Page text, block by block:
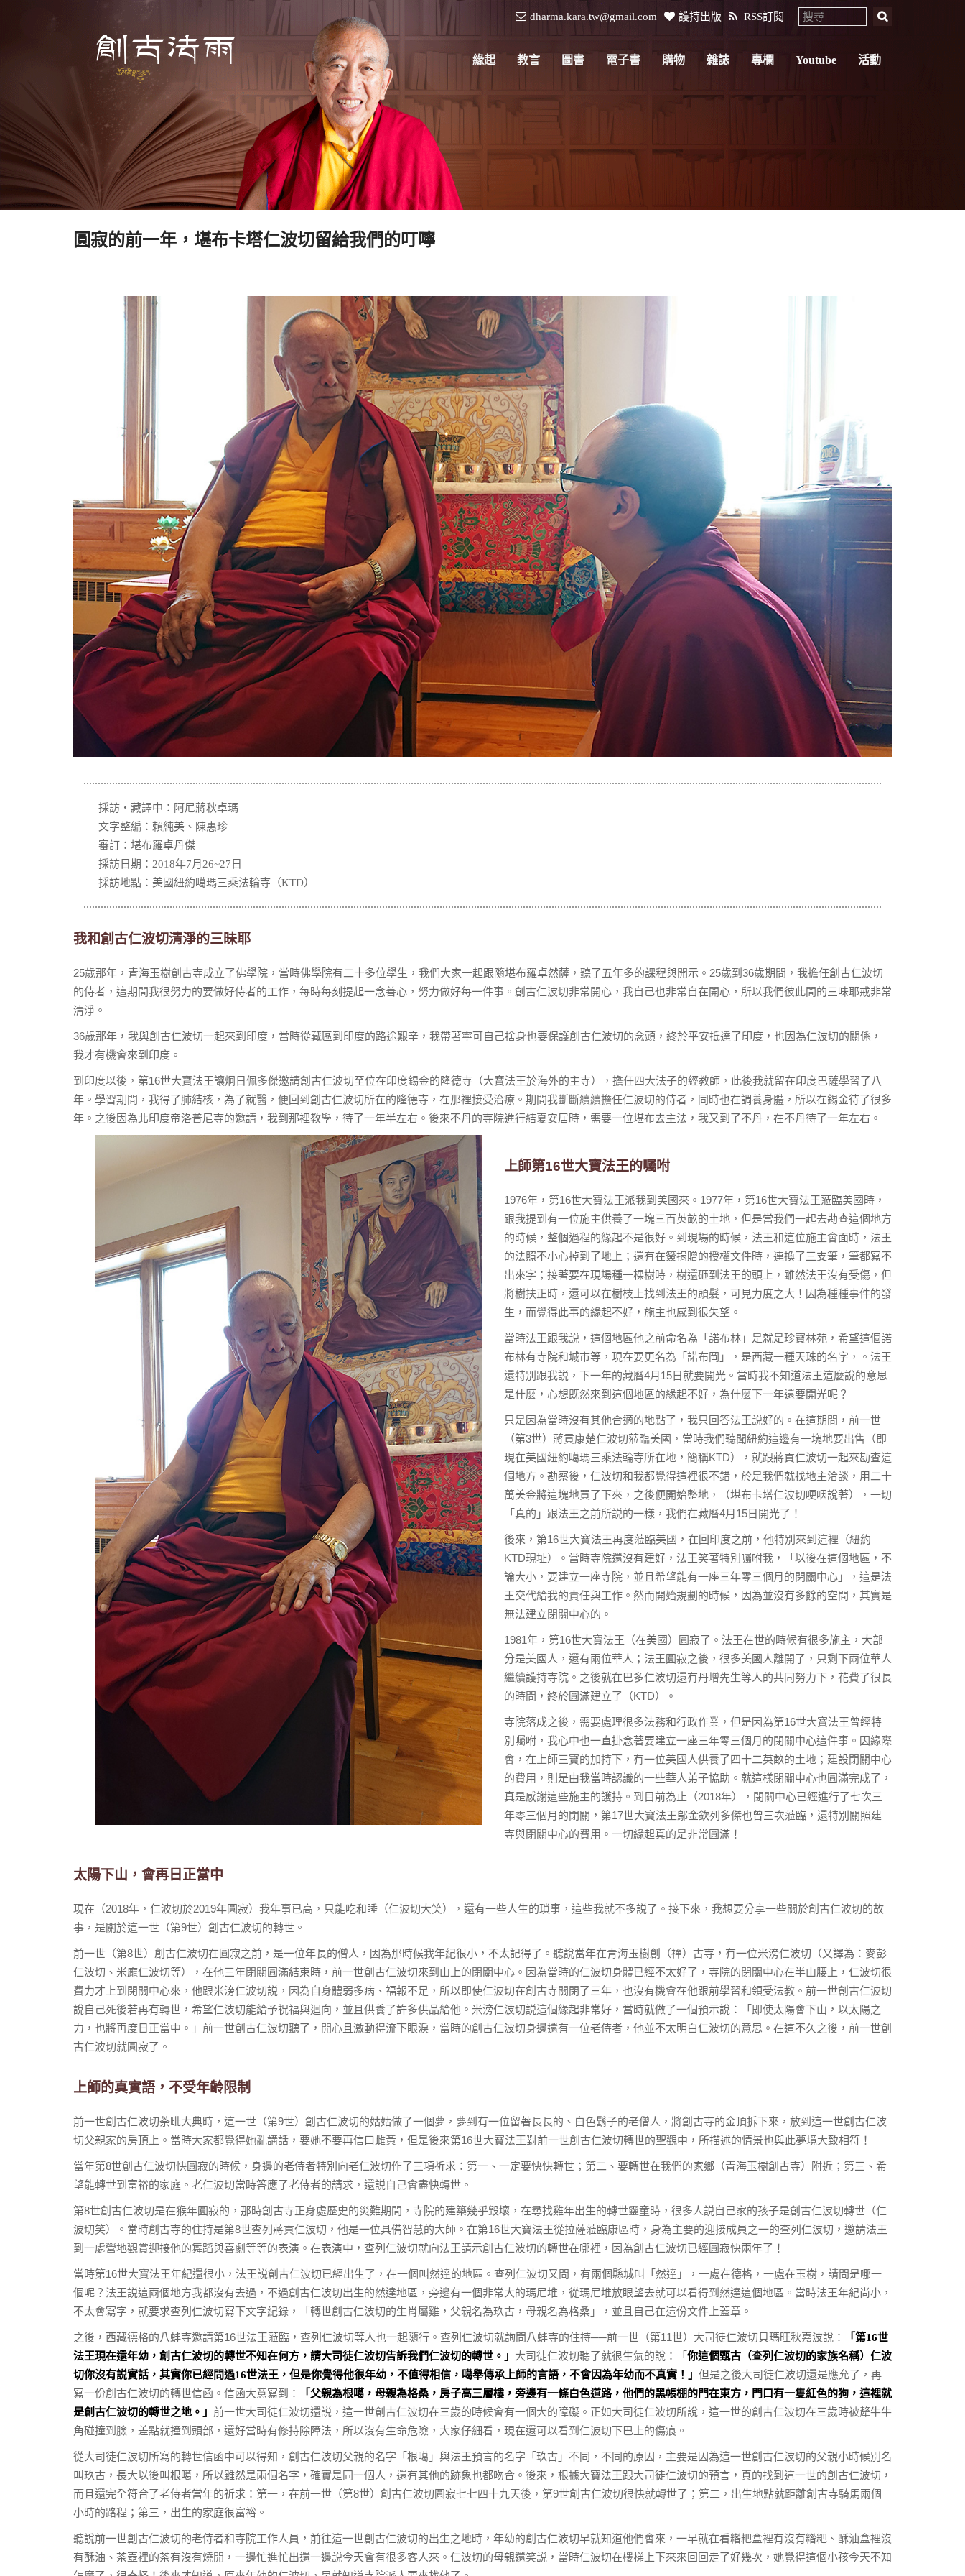
dharma.kara.tw@gmail.com 護持出版 RSS訂閱
緣起 教言 圖書 電子書 購物 雜誌 專欄 Youtube 活動
圓寂的前一年，堪布卡塔仁波切留給我們的叮嚀
採訪‧藏譯中：阿尼蔣秋卓瑪
文字整編：賴純美、陳惠珍
審訂：堪布羅卓丹傑
採訪日期：2018年7月26~27日
採訪地點：美國紐約噶瑪三乘法輪寺（KTD）
我和創古仁波切清淨的三昧耶
25歲那年，青海玉樹創古寺成立了佛學院，當時佛學院有二十多位學生，我們大家一起跟隨堪布羅卓然薩，聽了五年多的課程與開示。25歲到36歲期間，我擔任創古仁波切
的侍者，這期間我很努力的要做好侍者的工作，每時每刻提起一念善心，努力做好每一件事。創古仁波切非常開心，我自己也非常自在開心，所以我們彼此間的三味耶戒非常
清淨。
36歲那年，我與創古仁波切一起來到印度，當時從藏區到印度的路途艱辛，我帶著寧可自己捨身也要保護創古仁波切的念頭，終於平安抵達了印度，也因為仁波切的關係，
我才有機會來到印度。
到印度以後，第16世大寶法王讓炯日佩多傑邀請創古仁波切至位在印度錫金的隆德寺（大寶法王於海外的主寺），擔任四大法子的經教師，此後我就留在印度巴薩學習了八
年。學習期間，我得了肺結核，為了就醫，便回到創古仁波切所在的隆德寺，在那裡接受治療。期間我斷斷續續擔任仁波切的侍者，同時也在調養身體，所以在錫金待了很多
年。之後因為北印度帝洛普尼寺的邀請，我到那裡教學，待了一年半左右。後來不丹的寺院進行結夏安居時，需要一位堪布去主法，我又到了不丹，在不丹待了一年左右。
上師第16世大寶法王的囑咐
1976年，第16世大寶法王派我到美國來。1977年，第16世大寶法王蒞臨美國時，
跟我提到有一位施主供養了一塊三百英畝的土地，但是當我們一起去勘查這個地方
的時候，整個過程的緣起不是很好。到現場的時候，法王和這位施主會面時，法王
的法照不小心掉到了地上；還有在簽捐贈的授權文件時，連換了三支筆，筆都寫不
出來字；接著要在現場種一棵樹時，樹還砸到法王的頭上，雖然法王沒有受傷，但
將樹扶正時，還可以在樹枝上找到法王的頭髮，可見力度之大！因為種種事件的發
生，而覺得此事的緣起不好，施主也感到很失望。
當時法王跟我説，這個地區他之前命名為「諾布林」是就是珍寶林苑，希望這個諾
布林有寺院和城市等，現在要更名為「諾布岡」，是西藏一種天珠的名字，。法王
還特別跟我説，下一年的藏曆4月15日就要開光。當時我不知道法王這麼說的意思
是什麼，心想既然來到這個地區的緣起不好，為什麼下一年還要開光呢？
只是因為當時沒有其他合適的地點了，我只回答法王説好的。在這期間，前一世
（第3世）蔣貢康楚仁波切蒞臨美國，當時我們聽聞紐約這邊有一塊地要出售（即
現在美國紐約噶瑪三乘法輪寺所在地，簡稱KTD），就跟蔣貢仁波切一起來勘查這
個地方。勘察後，仁波切和我都覺得這裡很不錯，於是我們就找地主洽談，用二十
萬美金將這塊地買了下來，之後便開始整地，（堪布卡塔仁波切哽咽說著），一切
「真的」跟法王之前所説的一樣，我們在藏曆4月15日開光了！
後來，第16世大寶法王再度蒞臨美國，在回印度之前，他特別來到這裡（紐約
KTD現址）。當時寺院還沒有建好，法王笑著特別囑咐我，「以後在這個地區，不
論大小，要建立一座寺院，並且希望能有一座三年零三個月的閉關中心」，這是法
王交代給我的責任與工作。然而開始規劃的時候，因為並沒有多餘的空間，其實是
無法建立閉關中心的。
1981年，第16世大寶法王（在美國）圓寂了。法王在世的時候有很多施主，大部
分是美國人，還有兩位華人；法王圓寂之後，很多美國人離開了，只剩下兩位華人
繼續護持寺院。之後就在巴多仁波切還有丹增先生等人的共同努力下，花費了很長
的時間，終於圓滿建立了（KTD）。
寺院落成之後，需要處理很多法務和行政作業，但是因為第16世大寶法王曾經特
別囑咐，我心中也一直掛念著要建立一座三年零三個月的閉關中心這件事。因緣際
會，在上師三寶的加持下，有一位美國人供養了四十二英畝的土地；建設閉關中心
的費用，則是由我當時認識的一些華人弟子協助。就這樣閉關中心也圓滿完成了，
真是感謝這些施主的護持。到目前為止（2018年），閉關中心已經進行了七次三
年零三個月的閉關，第17世大寶法王鄔金欽列多傑也曾三次蒞臨，還特別關照建
寺與閉關中心的費用。一切緣起真的是非常圓滿！
太陽下山，會再日正當中
現在（2018年，仁波切於2019年圓寂）我年事已高，只能吃和睡（仁波切大笑），還有一些人生的瑣事，這些我就不多説了。接下來，我想要分享一些關於創古仁波切的故
事，是關於這一世（第9世）創古仁波切的轉世。
前一世（第8世）創古仁波切在圓寂之前，是一位年長的僧人，因為那時候我年紀很小，不太記得了。聽說當年在青海玉樹創（禪）古寺，有一位米滂仁波切（又譯為：麥彭
仁波切、米龐仁波切等），在他三年閉關圓滿結束時，前一世創古仁波切來到山上的閉關中心。因為當時的仁波切身體已經不太好了，寺院的閉關中心在半山腰上，仁波切很
費力才上到閉關中心來，他跟米滂仁波切説，因為自身體弱多病、福報不足，所以即使仁波切在創古寺關閉了三年，也沒有機會在他跟前學習和領受法教。前一世創古仁波切
說自己死後若再有轉世，希望仁波切能給予祝福與迴向，並且供養了許多供品給他。米滂仁波切説這個緣起非常好，當時就做了一個預示說：「即使太陽會下山，以太陽之
力，也將再度日正當中。」前一世創古仁波切聽了，開心且激動得流下眼淚，當時的創古仁波切身邊還有一位老侍者，他並不太明白仁波切的意思。在這不久之後，前一世創
古仁波切就圓寂了。
上師的真實語，不受年齡限制
前一世創古仁波切荼毗大典時，這一世（第9世）創古仁波切的姑姑做了一個夢，夢到有一位留著長長的、白色鬍子的老僧人，將創古寺的金頂拆下來，放到這一世創古仁波
切父親家的房頂上。當時大家都覺得她亂講話，要她不要再信口雌黃，但是後來第16世大寶法王對前一世創古仁波切轉世的聖觀中，所描述的情景也與此夢境大致相符！
當年第8世創古仁波切快圓寂的時候，身邊的老侍者特別向老仁波切作了三項祈求：第一、一定要快快轉世；第二、要轉世在我們的家鄉（青海玉樹創古寺）附近；第三、希
望能轉世到富裕的家庭。老仁波切當時答應了老侍者的請求，還説自己會盡快轉世。
第8世創古仁波切是在猴年圓寂的，那時創古寺正身處歷史的災難期間，寺院的建築幾乎毀壞，在尋找雞年出生的轉世靈童時，很多人説自己家的孩子是創古仁波切轉世（仁
波切笑）。當時創古寺的住持是第8世查列蔣貢仁波切，他是一位具備智慧的大師。在第16世大寶法王從拉薩蒞臨康區時，身為主要的迎接成員之一的查列仁波切，邀請法王
到一處營地觀賞迎接他的舞蹈與喜劇等等的表演。在表演中，查列仁波切就向法王請示創古仁波切的轉世在哪裡，因為創古仁波切已經圓寂快兩年了！
當時第16世大寶法王年紀還很小，法王説創古仁波切已經出生了，在一個叫然達的地區。查列仁波切又問，有兩個縣城叫「然達」，一處在德格，一處在玉樹，請問是哪一
個呢？法王説這兩個地方我都沒有去過，不過創古仁波切出生的然達地區，旁邊有一個非常大的瑪尼堆，從瑪尼堆放眼望去就可以看得到然達這個地區。當時法王年紀尚小，
不太會寫字，就要求查列仁波切寫下文字紀錄，「轉世創古仁波切的生肖屬雞，父親名為玖古，母親名為格桑」，並且自己在這份文件上蓋章。
之後，西藏德格的八蚌寺邀請第16世法王蒞臨，查列仁波切等人也一起隨行。查列仁波切就詢問八蚌寺的住持──前一世（第11世）大司徒仁波切貝瑪旺秋嘉波說：
「第16世
法王現在還年幼，創古仁波切的轉世不知在何方，請大司徒仁波切告訴我們仁波切的轉世。」 大司徒仁波切聽了就很生氣的說：「 你這個甄古（查列仁波切的家族名稱）仁波
切你沒有説實話，其實你已經問過16世法王，但是你覺得他很年幼，不值得相信，噶舉傳承上師的言語，不會因為年幼而不真實！」 但是之後大司徒仁波切還是應允了，再
寫一份創古仁波切的轉世信函。信函大意寫到：
「父親為根噶，母親為格桑，房子高三層樓，旁邊有一條白色道路，他們的黑帳棚的門在東方，門口有一隻紅色的狗，這裡就
是創古仁波切的轉世之地。」 前一世大司徒仁波切還説，這一世創古仁波切在三歲的時候會有一個大的障礙。正如大司徒仁波切所說，這一世的創古仁波切在三歲時被犛牛牛
角碰撞到臉，差點就撞到頭部，還好當時有修持除障法，所以沒有生命危險，大家仔細看，現在還可以看到仁波切下巴上的傷痕。
從大司徒仁波切所寫的轉世信函中可以得知，創古仁波切父親的名字「根噶」與法王預言的名字「玖古」不同，不同的原因，主要是因為這一世創古仁波切的父親小時候別名
叫玖古，長大以後叫根噶，所以雖然是兩個名字，確實是同一個人，還有其他的跡象也都吻合。後來，根據大寶法王跟大司徒仁波切的預言，真的找到這一世的創古仁波切，
而且還完全符合了老侍者當年的祈求：第一，在前一世（第8世）創古仁波切圓寂七七四十九天後，第9世創古仁波切很快就轉世了；第二，出生地點就距離創古寺騎馬兩個
小時的路程；第三，出生的家庭很富裕。
聽說前一世創古仁波切的老侍者和寺院工作人員，前往這一世創古仁波切的出生之地時，年幼的創古仁波切早就知道他們會來，一早就在看糌粑盒裡有沒有糌粑、酥油盒裡沒
有酥油、茶壺裡的茶有沒有燒開，一邊忙進忙出還一邊説今天會有很多客人來。仁波切的母親還笑説，當時仁波切在樓梯上下來來回回走了好幾次，她覺得這個小孩今天不知